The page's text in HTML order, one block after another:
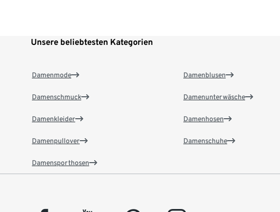
Unsere beliebtesten Kategorien
Damenmode
Damenschmuck
Damenkleider
Damenpullover
Damensporthosen
Damenblusen
Damenunterwäsche
Damenhosen
Damenschuhe